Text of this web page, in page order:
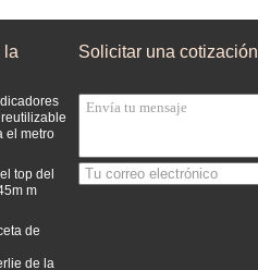
la
el metro
top del
m
de
de la
Solicitar una cotización